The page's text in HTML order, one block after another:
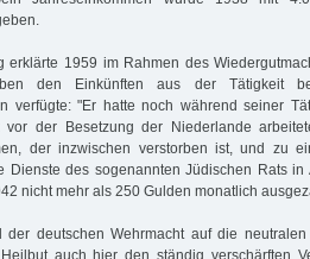
erklärte 1959 im Rahmen des
den Einkünften aus der Tätigkeit
verfügte: "Er hatte noch während seiner
vor der Besetzung der Niederlande
der inzwischen verstorben ist, und zu
Dienste des sogenannten Jüdischen Rats in
nicht mehr als 250 Gulden monatlich
der deutschen Wehrmacht auf die
auch hier den ständig verschärften